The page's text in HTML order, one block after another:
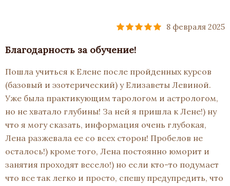
8 февраля 2025
Благодарность за обучение!
Пошла учиться к Елене после пройденных курсов
(базовый и эзотерический) у Елизаветы Левиной.
Уже была практикующим тарологом и астрологом,
но не хватало глубины! За ней я пришла к Лене!) ну
что я могу сказать, информация очень глубокая,
Лена разжевала ее со всех сторон! Пробелов не
осталось!) кроме того, Лена постоянно юморит и
занятия проходят весело!) но если кто-то подумает
что все так легко и просто, спешу предупредить, что